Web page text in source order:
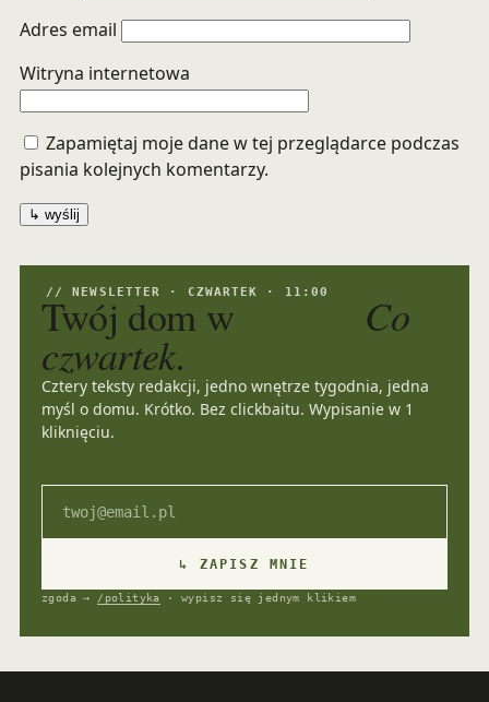
Adres email
Witryna internetowa
Zapamiętaj moje dane w tej przeglądarce podczas
pisania kolejnych komentarzy.
// NEWSLETTER · CZWARTEK · 11:00
Twój dom w Co
czwartek.
Cztery teksty redakcji, jedno wnętrze tygodnia, jedna
myśl o domu. Krótko. Bez clickbaitu. Wypisanie w 1
kliknięciu.
↳ ZAPISZ MNIE
zgoda → /polityka · wypisz się jednym klikiem